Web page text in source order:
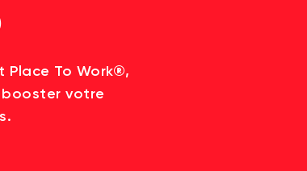
To Work®,
votre